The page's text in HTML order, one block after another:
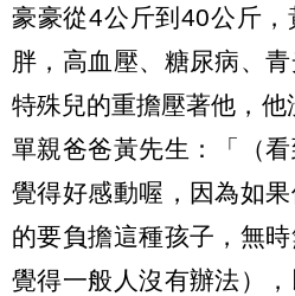
豪豪從4公斤到40公斤
胖，高血壓、糖尿病、
特殊兒的重擔壓著他，
單親爸爸黃先生：「（
覺得好感動喔，因為如
的要負擔這種孩子，無
覺得一般人沒有辦法）